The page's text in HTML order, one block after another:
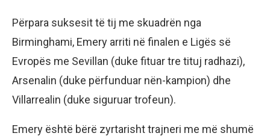
Përpara suksesit të tij me skuadrën nga
Birminghami, Emery arriti në finalen e Ligës së
Evropës me Sevillan (duke fituar tre tituj radhazi),
Arsenalin (duke përfunduar nën-kampion) dhe
Villarrealin (duke siguruar trofeun).
Emery është bërë zyrtarisht trajneri me më shumë